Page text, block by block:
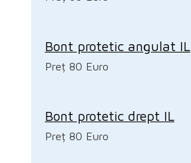
Bont protetic angulat IL
Preț 80 Euro
Bont protetic drept IL
Preț 80 Euro